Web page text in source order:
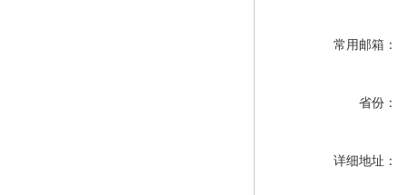
常用邮箱：
省份：
详细地址：